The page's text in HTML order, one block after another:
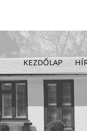
KEZDŐLAP